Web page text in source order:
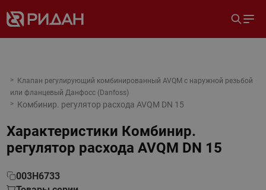
Клапан регулирующий комбинированный AVQM с наружной резьбой
или фланцевый Данфосс (Danfoss)
Комбинир. регулятор расхода AVQM DN 15
Характеристики Комбинир.
регулятор расхода AVQM DN 15
003H6733